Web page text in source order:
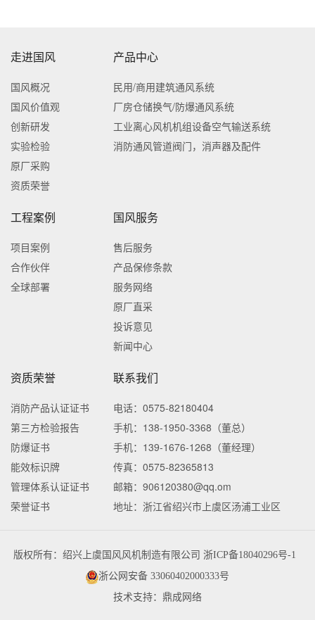
走进国风
国风概况
国风价值观
创新研发
实验检验
原厂采购
资质荣誉
产品中心
民用/商用建筑通风系统
厂房仓储换气/防爆通风系统
工业离心风机机组设备空气输送系统
消防通风管道阀门，消声器及配件
工程案例
项目案例
合作伙伴
全球部署
国风服务
售后服务
产品保修条款
服务网络
原厂直采
投诉意见
新闻中心
资质荣誉
消防产品认证证书
第三方检验报告
防爆证书
能效标识牌
管理体系认证证书
荣誉证书
联系我们
电话：0575-82180404
手机：138-1950-3368（董总）
手机：139-1676-1268（董经理）
传真：0575-82365813
邮箱：906120380@qq.om
地址：浙江省绍兴市上虞区汤浦工业区
版权所有：绍兴上虞国风风机制造有限公司 浙ICP备18040296号-1
浙公网安备 33060402000333号
技术支持：鼎成网络